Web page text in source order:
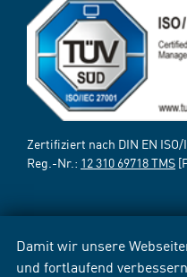
Damit wir unsere
und fortlaufend
Zertifiziert nach DIN EN ISO/
Reg.-Nr.: 12 310 69718 TMS